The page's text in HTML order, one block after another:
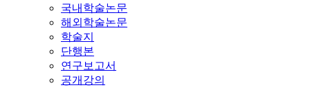
국내학술논문
해외학술논문
학술지
단행본
연구보고서
공개강의